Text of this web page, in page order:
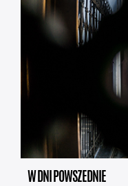
W DNI POWSZEDNIE